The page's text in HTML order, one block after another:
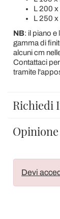
L 200
L 250 x
NB: il piano e
gamma di
alcuni cm
Contattaci
tramite
Richiedi
Devi